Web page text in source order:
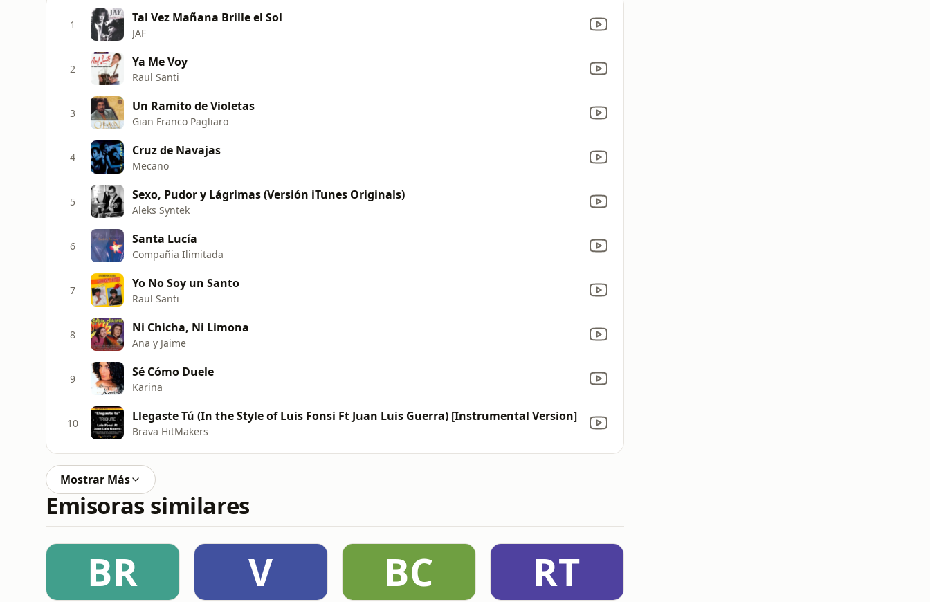
1 Tal Vez Mañana Brille el Sol
JAF
2 Ya Me Voy
Raul Santi
3 Un Ramito de Violetas
Gian Franco Pagliaro
4 Cruz de Navajas
Mecano
5 Sexo, Pudor y Lágrimas (Versión iTunes Originals)
Aleks Syntek
6 Santa Lucía
Compañia Ilimitada
7 Yo No Soy un Santo
Raul Santi
8 Ni Chicha, Ni Limona
Ana y Jaime
9 Sé Cómo Duele
Karina
10 Llegaste Tú (In the Style of Luis Fonsi Ft Juan Luis Guerra) [Instrumental Version]
Brava HitMakers
Mostrar Más
Emisoras similares
BR V BC RT